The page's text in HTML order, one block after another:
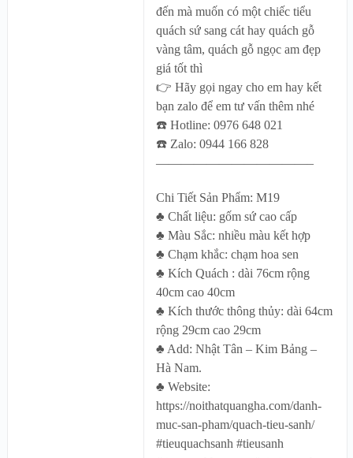
đến mà muốn có một chiếc tiểu
quách sứ sang cát hay quách gỗ
vàng tâm, quách gỗ ngọc am đẹp
giá tốt thì
👉 Hãy gọi ngay cho em hay kết
bạn zalo để em tư vấn thêm nhé
☎️ Hotline: 0976 648 021
☎️ Zalo: 0944 166 828
————————————–
Chi Tiết Sản Phẩm: M19
♣ Chất liệu: gốm sứ cao cấp
♣ Màu Sắc: nhiều màu kết hợp
♣ Chạm khắc: chạm hoa sen
♣ Kích Quách : dài 76cm rộng
40cm cao 40cm
♣ Kích thước thông thủy: dài 64cm
rộng 29cm cao 29cm
♣ Add: Nhật Tân – Kim Bảng –
Hà Nam.
♣ Website:
https://noithatquangha.com/danh-
muc-san-pham/quach-tieu-sanh/
#tieuquachsanh #tieusanh